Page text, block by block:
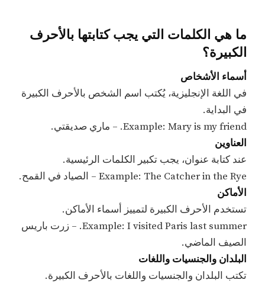
ما هي الكلمات التي يجب كتابتها بالأحرف
الكبيرة؟
أسماء الأشخاص
في اللغة الإنجليزية، يُكتب اسم الشخص بالأحرف الكبيرة
في البداية.
Example: Mary is my friend. – ماري صديقتي.
العناوين
عند كتابة عنوان، يجب تكبير الكلمات الرئيسية.
Example: The Catcher in the Rye – الصياد في القمح.
الأماكن
تستخدم الأحرف الكبيرة لتمييز أسماء الأماكن.
Example: I visited Paris last summer. – زرت باريس
الصيف الماضي.
البلدان والجنسيات واللغات
تكتب البلدان والجنسيات واللغات بالأحرف الكبيرة.